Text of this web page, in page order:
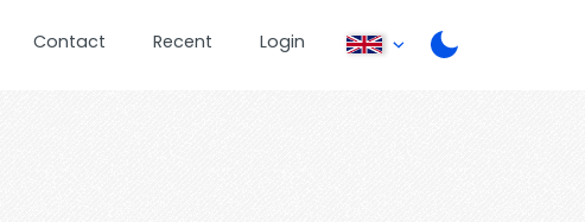
Contact Recent Login